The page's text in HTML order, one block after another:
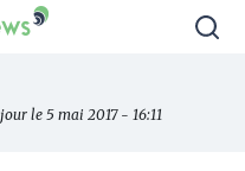
le 5 mai 2017 - 16:11